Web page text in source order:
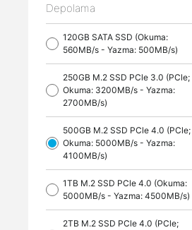
Depolama
120GB SATA SSD (Okuma:
560MB/s - Yazma: 500MB/s)
250GB M.2 SSD PCle 3.0 (PCle;
Okuma: 3200MB/s - Yazma:
2700MB/s)
500GB M.2 SSD PCle 4.0 (PCle;
Okuma: 5000MB/s - Yazma:
4100MB/s)
1TB M.2 SSD PCle 4.0 (Okuma:
5000MB/s - Yazma: 4500MB/s)
2TB M.2 SSD PCle 4.0 (PCle;